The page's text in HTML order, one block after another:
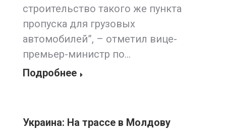
строительство такого же пункта
пропуска для грузовых
автомобилей”, – отметил вице-
премьер-министр по…
Подробнее
Украина: На трассе в Молдову